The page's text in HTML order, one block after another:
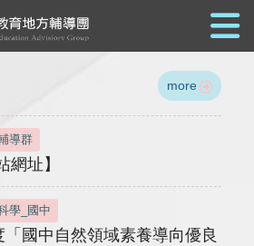
more
導群
網址】
學_國中
國中自然領域素養導向優良